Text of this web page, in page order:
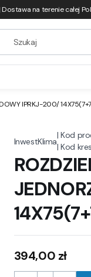
na terenie całej
IPRKJ-200/
InwestKlima
|Kod
|Kod
Cena
394,00 zł